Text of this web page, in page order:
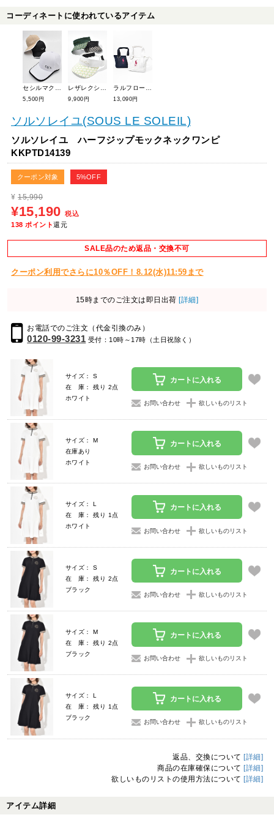
コーディネートに使われているアイテム
5,500円 9,900円 13,090円
ソルソレイユ(SOUS LE SOLEIL)
ソルソレイユ ハーフジップモックネックワンピ
KKPTD14139
クーポン対象 5%OFF
¥ 15,990
¥15,190 税込
138 ポイント還元
SALE品のため返品・交換不可
クーポン利用でさらに10％OFF！8.12(水)11:59まで
15時までのご注文は即日出荷 [詳細]
お電話でのご注文（代金引換のみ）
0120-99-3231 受付：10時～17時（土日祝除く）
サイズ： S
在 庫： 残り 2点
ホワイト
カートに入れる
お問い合わせ 欲しいものリスト
サイズ： M
在庫あり
ホワイト
カートに入れる
お問い合わせ 欲しいものリスト
サイズ： L
在 庫： 残り 1点
ホワイト
カートに入れる
お問い合わせ 欲しいものリスト
サイズ： S
在 庫： 残り 2点
ブラック
カートに入れる
お問い合わせ 欲しいものリスト
サイズ： M
在 庫： 残り 2点
ブラック
カートに入れる
お問い合わせ 欲しいものリスト
サイズ： L
在 庫： 残り 1点
ブラック
カートに入れる
お問い合わせ 欲しいものリスト
返品、交換について [詳細]
商品の在庫確保について [詳細]
欲しいものリストの使用方法について [詳細]
アイテム詳細